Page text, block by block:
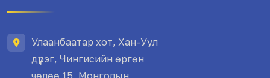
Улаанбаатар хот, Хан-Уул
дүүрэг, Чингисийн өргөн